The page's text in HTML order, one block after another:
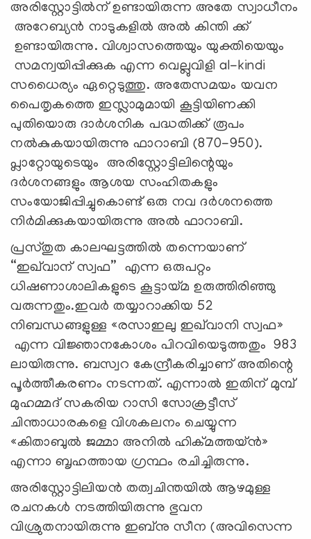
അരിസ്റ്റോട്ടിൽന് ഉണ്ടായിരുന്ന അതേ സ്വാധീനം
അറേബ്യൻ നാടുകളിൽ അൽ കിന്തി ക്ക്
ഉണ്ടായിരുന്നു. വിശ്വാസത്തെയും യുക്തിയെയും
സമന്വയിപ്പിക്കുക എന്ന വെല്ലുവിളി al-kindi
സധൈര്യം ഏറ്റെടുത്തു. അതേസമയം യവന
പൈതൃകത്തെ ഇസ്ലാമുമായി കൂട്ടിയിണക്കി
പുതിയൊരു ദാർശനിക പദ്ധതിക്ക് രൂപം
നൽകുകയായിരുന്നു ഫാറാബി (870-950).
പ്ലാറ്റോയുടെയും അരിസ്റ്റോട്ടിലിന്റെയും
ദർശനങ്ങളും ആശയ സംഹിതകളും
സംയോജിപ്പിച്ചുകൊണ്ട് ഒരു നവ ദർശനത്തെ
നിർമിക്കുകയായിരുന്നു അൽ ഫാറാബി.
പ്രസ്തുത കാലഘട്ടത്തിൽ തന്നെയാണ്
“ഇഖ്‌വാന് സ്വഫ” എന്ന ഒരുപറ്റം
ധിഷണാശാലികളുടെ കൂട്ടായ്മ ഉരുത്തിരിഞ്ഞു
വരുന്നതും.ഇവർ തയ്യാറാക്കിയ 52
നിബന്ധങ്ങളുള്ള «രസാഇലു ഇഖ്‌വാനി സ്വഫ»
എന്ന വിജ്ഞാനകോശം പിറവിയെടുത്തതും 983
ലായിരുന്നു. ബസ്വറ കേന്ദ്രീകരിച്ചാണ് അതിന്റെ
പൂർത്തീകരണം നടന്നത്. എന്നാൽ ഇതിന് മുമ്പ്
മുഹമ്മദ് സകരിയ റാസി സോക്രട്ടീസ്
ചിന്താധാരകളെ വിശകലനം ചെയ്യുന്ന
«കിതാബുൽ ജമ്മാ അനിൽ ഹിക്മത്തയ്ൻ»
എന്നാ ബൃഹത്തായ ഗ്രന്ഥം രചിച്ചിരുന്നു.
അരിസ്റ്റോട്ടിലിയൻ തത്വചിന്തയിൽ ആഴമുള്ള
രചനകൾ നടത്തിയിരുന്നു ഭുവന
വിശ്രുതനായിരുന്നു ഇബ്നു സീന (അവിസെന്ന